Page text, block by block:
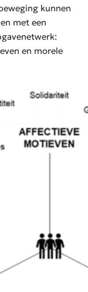
kunnen
met een
en morele